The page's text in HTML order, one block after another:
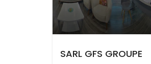
SARL GFS GROUPE